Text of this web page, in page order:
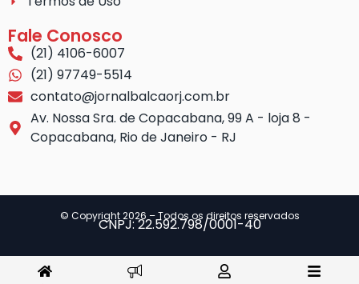
Fale Conosco
(21) 4106-6007
(21) 97749-5514
contato@jornalbalcaorj.com.br
Av. Nossa Sra. de Copacabana, 99 A - loja 8 -
Copacabana, Rio de Janeiro - RJ
© Copyright 2026 – Todos os direitos reservados
CNPJ: 22.592.798/0001-40